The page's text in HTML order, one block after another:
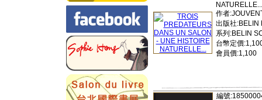
NATURELLE...
作者
出版社:BELIN
系列:BELIN
台幣定價
會員價:1,100
編號